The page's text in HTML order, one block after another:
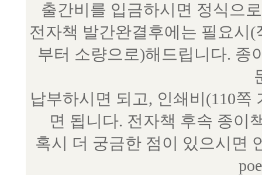
출간비를 입금하시면 정식으
전자책 발간완결후에는 필요시
부터 소량으로)해드립니다. 종
납부하시면 되고, 인쇄비(110
면 됩니다. 전자책 후속 종이
혹시 더 궁금한 점이 있으시면